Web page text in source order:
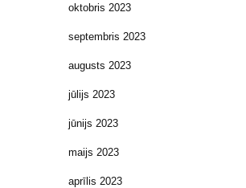
oktobris 2023
septembris 2023
augusts 2023
jūlijs 2023
jūnijs 2023
maijs 2023
aprīlis 2023